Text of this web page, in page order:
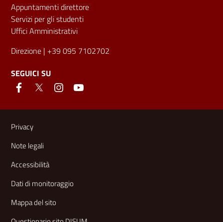
Appuntamenti direttore
Servizi per gli studenti
Uffici Amministrativi
Direzione | +39 095 7102702
SEGUICI SU
Link e informazioni utili
Privacy
Note legali
Accessibilità
Dati di monitoraggio
Mappa del sito